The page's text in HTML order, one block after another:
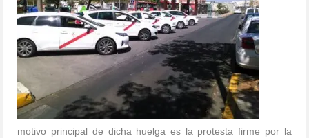
motivo principal de dicha huelga es la protesta firme por la